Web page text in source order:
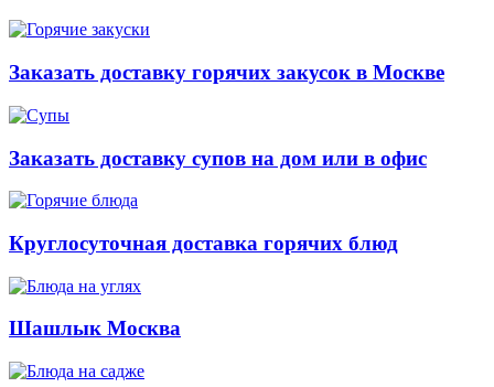
Заказать доставку горячих закусок в Москве
Заказать доставку супов на дом или в офис
Круглосуточная доставка горячих блюд
Шашлык Москва